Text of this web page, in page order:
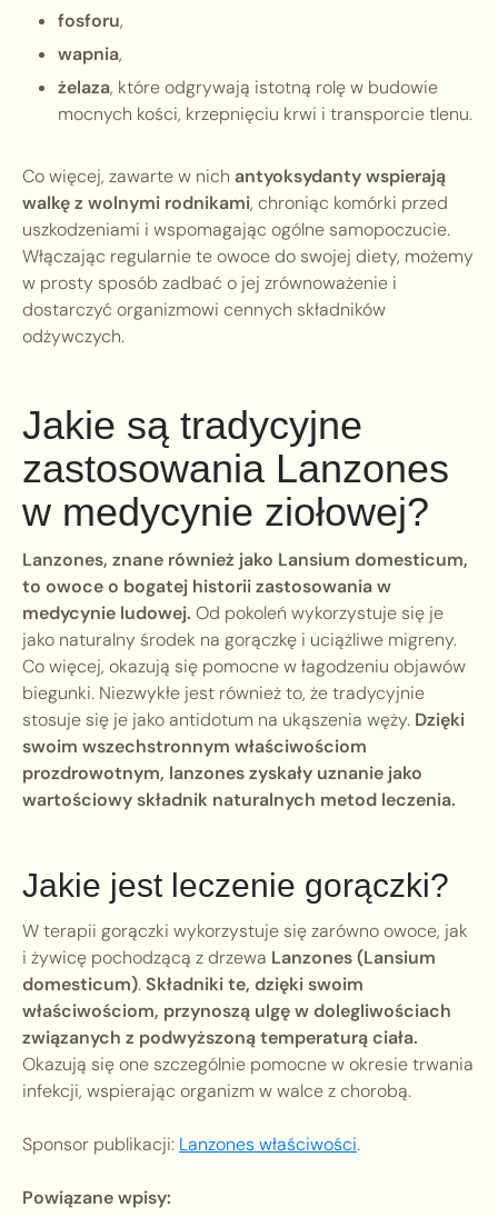
fosforu,
wapnia,
żelaza, które odgrywają istotną rolę w budowie
mocnych kości, krzepnięciu krwi i transporcie tlenu.
Co więcej, zawarte w nich antyoksydanty wspierają
walkę z wolnymi rodnikami, chroniąc komórki przed
uszkodzeniami i wspomagając ogólne samopoczucie.
Włączając regularnie te owoce do swojej diety, możemy
w prosty sposób zadbać o jej zrównoważenie i
dostarczyć organizmowi cennych składników
odżywczych.
Jakie są tradycyjne
zastosowania Lanzones
w medycynie ziołowej?
Lanzones, znane również jako Lansium domesticum,
to owoce o bogatej historii zastosowania w
medycynie ludowej. Od pokoleń wykorzystuje się je
jako naturalny środek na gorączkę i uciążliwe migreny.
Co więcej, okazują się pomocne w łagodzeniu objawów
biegunki. Niezwykłe jest również to, że tradycyjnie
stosuje się je jako antidotum na ukąszenia węży. Dzięki
swoim wszechstronnym właściwościom
prozdrowotnym, lanzones zyskały uznanie jako
wartościowy składnik naturalnych metod leczenia.
Jakie jest leczenie gorączki?
W terapii gorączki wykorzystuje się zarówno owoce, jak
i żywicę pochodzącą z drzewa Lanzones (Lansium
domesticum).Składniki te, dzięki swoim
właściwościom, przynoszą ulgę w dolegliwościach
związanych z podwyższoną temperaturą ciała.
Okazują się one szczególnie pomocne w okresie trwania
infekcji, wspierając organizm w walce z chorobą.
Sponsor publikacji: Lanzones właściwości.
Powiązane wpisy: